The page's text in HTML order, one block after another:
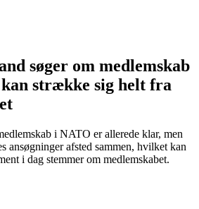
søger om medlemskab
strække sig helt fra
i NATO er allerede klar, men
ansøgninger afsted sammen, hvilket kan
i dag stemmer om medlemskabet.